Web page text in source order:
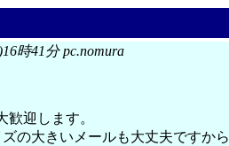
時41分 pc.nomura
歓迎します。
の大きいメールも大丈夫ですか